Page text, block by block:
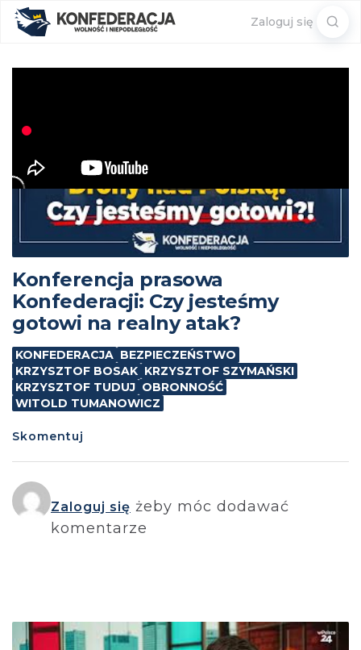
Zaloguj się
Konferencja prasowa
Konfederacji: Czy jesteśmy
gotowi na realny atak?
KONFEDERACJA BEZPIECZEŃSTWO
KRZYSZTOF BOSAK KRZYSZTOF SZYMAŃSKI
KRZYSZTOF TUDUJ OBRONNOŚĆ
WITOLD TUMANOWICZ
Skomentuj
Zaloguj się żeby móc dodawać
komentarze